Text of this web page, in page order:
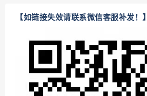
【如链接失效请联系微信客服补发！】